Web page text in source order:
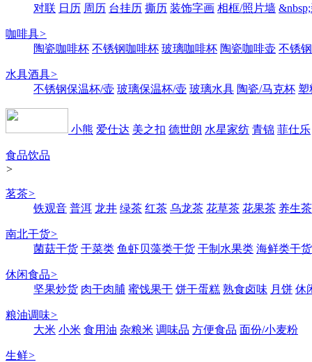
对联 日历 周历 台挂历 撕历 装饰字画 相框/照片墙
咖啡具>
陶瓷咖啡杯 不锈钢咖啡杯 玻璃咖啡杯 陶瓷咖啡壶 不锈
水具酒具>
不锈钢保温杯/壶 玻璃保温杯/壶 玻璃水具 陶瓷/马克杯 塑
小熊 爱仕达 美之扣 德世朗 水星家纺 青锦 菲仕乐
食品饮品
>
茗茶>
铁观音 普洱 龙井 绿茶 红茶 乌龙茶 花草茶 花果茶 养生茶
南北干货>
菌菇干货 干菜类 鱼虾贝藻类干货 干制水果类 海鲜类干货
休闲食品>
坚果炒货 肉干肉脯 蜜饯果干 饼干蛋糕 熟食卤味 月饼 休
粮油调味>
大米 小米 食用油 杂粮米 调味品 方便食品 面份/小麦粉
生鲜>